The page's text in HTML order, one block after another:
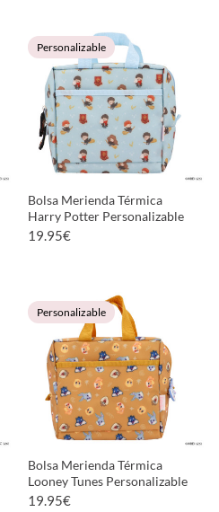
VER PRODUCTO
Personalizable
Bolsa Merienda Térmica
Harry Potter Personalizable
19.95€
VER PRODUCTO
Personalizable
Bolsa Merienda Térmica
Looney Tunes Personalizable
19.95€